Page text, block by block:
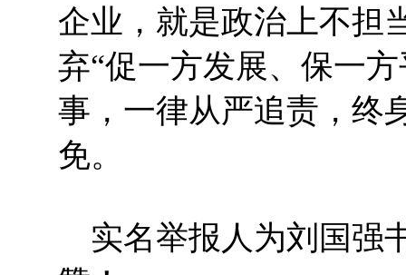
企业，就是政治上不担
弃“促一方发展、保一
事，一律从严追责，终
免。
实名举报人为刘国强